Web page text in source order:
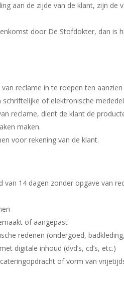
aan de zijde van de klant, zijn
door De Stofdokter, dan is
reclame in te roepen ten
of elektronische
reclame, dient de klant de
maken.
voor rekening van de klant.
14 dagen zonder opgave van
of aangepast
redenen (ondergoed,
digitale inhoud (dvd’s, cd’s, etc.)
of vorm van